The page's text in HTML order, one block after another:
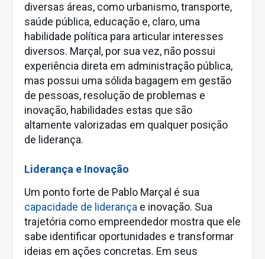
diversas áreas, como urbanismo, transporte,
saúde pública, educação e, claro, uma
habilidade política para articular interesses
diversos. Marçal, por sua vez, não possui
experiência direta em administração pública,
mas possui uma sólida bagagem em gestão
de pessoas, resolução de problemas e
inovação, habilidades estas que são
altamente valorizadas em qualquer posição
de liderança.
Liderança e Inovação
Um ponto forte de Pablo Marçal é sua
capacidade de liderança e inovação. Sua
trajetória como empreendedor mostra que ele
sabe identificar oportunidades e transformar
ideias em ações concretas. Em seus